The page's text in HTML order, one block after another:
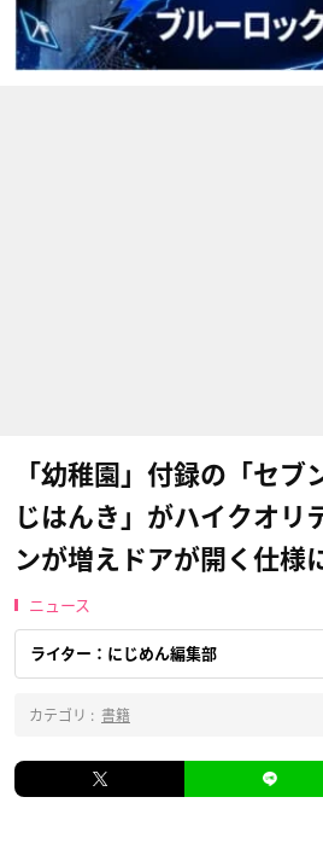
「幼稚園」付録の「セブ
じはんき」がハイクオリ
ンが増えドアが開く仕様
ニュース
ライター：にじめん編集部
カテゴリ : 書籍